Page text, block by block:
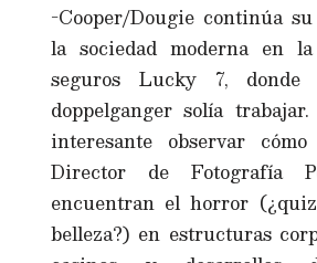
-Cooper/Dougie continúa
la sociedad moderna en
seguros Lucky 7, donde
doppelganger solía
interesante observar
Director de Fotografía
encuentran el horror
belleza?) en estructuras